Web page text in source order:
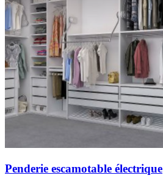
Penderie escamotable électrique